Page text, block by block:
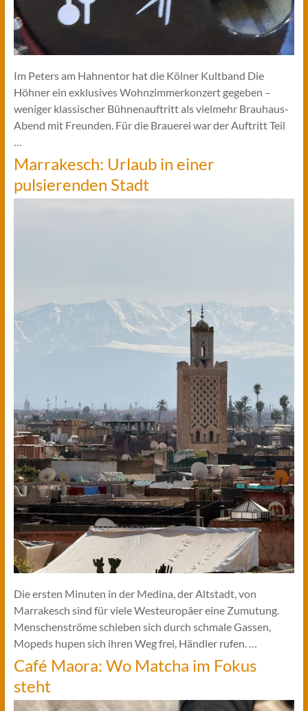
Im Peters am Hahnentor hat die Kölner Kultband Die
Höhner ein exklusives Wohnzimmerkonzert gegeben –
weniger klassischer Bühnenauftritt als vielmehr Brauhaus-
Abend mit Freunden. Für die Brauerei war der Auftritt Teil
Marrakesch: Urlaub in einer
pulsierenden Stadt
Die ersten Minuten in der Medina, der Altstadt, von
Marrakesch sind für viele Westeuropäer eine Zumutung.
Menschenströme schieben sich durch schmale Gassen,
Mopeds hupen sich ihren Weg frei, Händler rufen. …
Café Maora: Wo Matcha im Fokus
steht